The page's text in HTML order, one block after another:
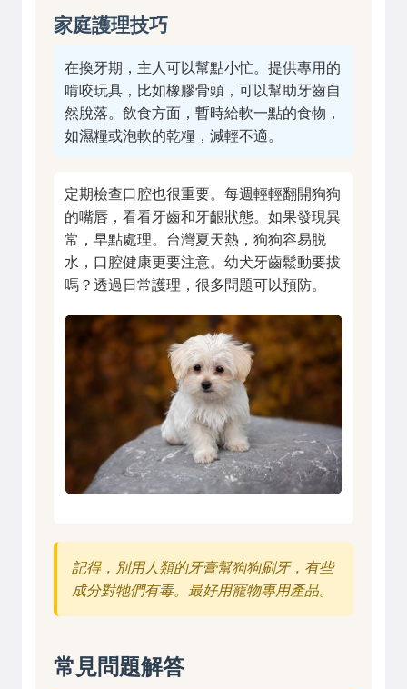
家庭護理技巧
在換牙期，主人可以幫點小忙。提供專用的
啃咬玩具，比如橡膠骨頭，可以幫助牙齒自
然脫落。飲食方面，暫時給軟一點的食物，
如濕糧或泡軟的乾糧，減輕不適。
定期檢查口腔也很重要。每週輕輕翻開狗狗
的嘴唇，看看牙齒和牙齦狀態。如果發現異
常，早點處理。台灣夏天熱，狗狗容易脱
水，口腔健康更要注意。幼犬牙齒鬆動要拔
嗎？透過日常護理，很多問題可以預防。
記得，別用人類的牙膏幫狗狗刷牙，有些
成分對牠們有毒。最好用寵物專用產品。
常見問題解答